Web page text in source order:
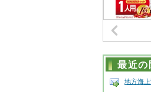
最近の
地方海